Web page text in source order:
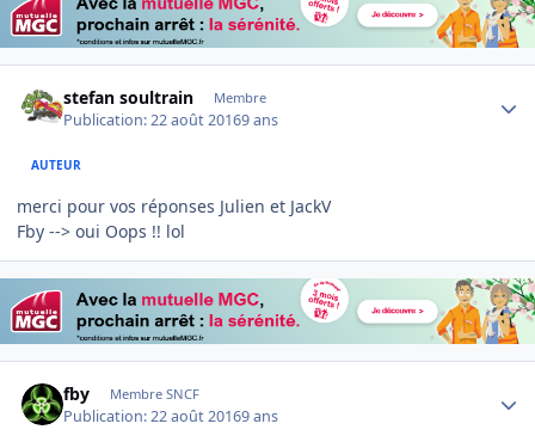
stefan soultrain Membre
Publication:22 août 20169 ans
AUTEUR
merci pour vos réponses Julien et JackV
Fby --> oui Oops !! lol
fby Membre SNCF
Publication:22 août 20169 ans